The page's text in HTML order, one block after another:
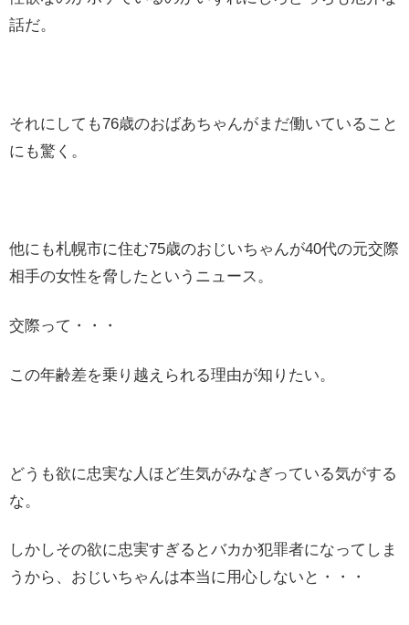
話だ。
それにしても76歳のおばあちゃんがまだ働いていること
にも驚く。
他にも札幌市に住む75歳のおじいちゃんが40代の元交際
相手の女性を脅したというニュース。
交際って・・・
この年齢差を乗り越えられる理由が知りたい。
どうも欲に忠実な人ほど生気がみなぎっている気がする
な。
しかしその欲に忠実すぎるとバカか犯罪者になってしま
うから、おじいちゃんは本当に用心しないと・・・